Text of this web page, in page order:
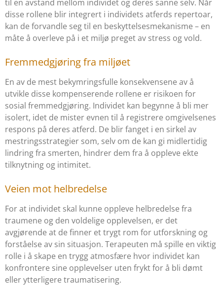
til en avstand mellom individet og deres sanne selv. Når
disse rollene blir integrert i individets atferds repertoar,
kan de forvandle seg til en beskyttelsesmekanisme – en
måte å overleve på i et miljø preget av stress og vold.
Fremmedgjøring fra miljøet
En av de mest bekymringsfulle konsekvensene av å
utvikle disse kompenserende rollene er risikoen for
sosial fremmedgjøring. Individet kan begynne å bli mer
isolert, idet de mister evnen til å registrere omgivelsenes
respons på deres atferd. De blir fanget i en sirkel av
mestringsstrategier som, selv om de kan gi midlertidig
lindring fra smerten, hindrer dem fra å oppleve ekte
tilknytning og intimitet.
Veien mot helbredelse
For at individet skal kunne oppleve helbredelse fra
traumene og den voldelige opplevelsen, er det
avgjørende at de finner et trygt rom for utforskning og
forståelse av sin situasjon. Terapeuten må spille en viktig
rolle i å skape en trygg atmosfære hvor individet kan
konfrontere sine opplevelser uten frykt for å bli dømt
eller ytterligere traumatisering.